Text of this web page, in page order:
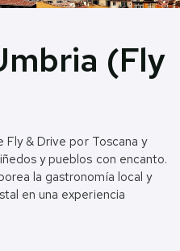
(Fly
& Drive por Toscana y
y pueblos con encanto.
la gastronomía local y
en una experiencia